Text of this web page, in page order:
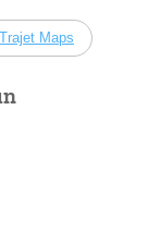
Trajet Maps